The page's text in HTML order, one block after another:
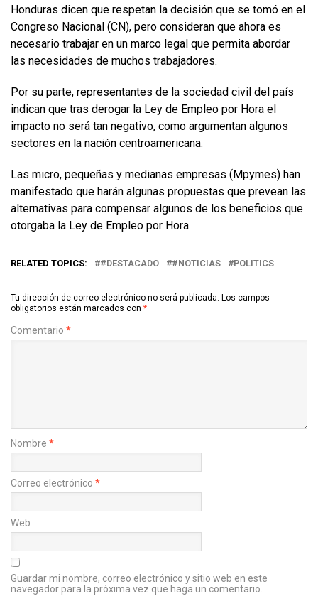
Honduras dicen que respetan la decisión que se tomó en el
Congreso Nacional (CN), pero consideran que ahora es
necesario trabajar en un marco legal que permita abordar
las necesidades de muchos trabajadores.
Por su parte, representantes de la sociedad civil del país
indican que tras derogar la Ley de Empleo por Hora el
impacto no será tan negativo, como argumentan algunos
sectores en la nación centroamericana.
Las micro, pequeñas y medianas empresas (Mpymes) han
manifestado que harán algunas propuestas que prevean las
alternativas para compensar algunos de los beneficios que
otorgaba la Ley de Empleo por Hora.
RELATED TOPICS: #DESTACADO #NOTICIAS POLITICS
Tu dirección de correo electrónico no será publicada. Los campos
obligatorios están marcados con *
Comentario *
Nombre *
Correo electrónico *
Web
Guardar mi nombre, correo electrónico y sitio web en este
navegador para la próxima vez que haga un comentario.